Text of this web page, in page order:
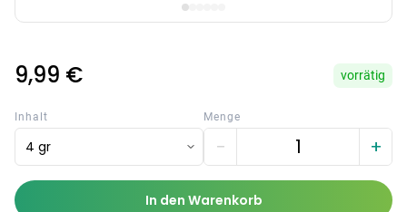
9,99 € vorrätig
Inhalt
4 gr
Menge
− +
In den Warenkorb